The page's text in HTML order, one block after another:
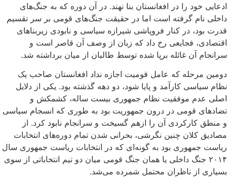
ادعایی خود را در افغانستان بنا نهند. در آن دوره که به جنگ‌‌های
داخلی نام گرفته است اما در حقیقت جنگ‌های قومی بر سر تقسیم
قدرت بود، در کنار فروپاشی شیرازه‌ سیاسی و نابودی زیربناهای
اقتصادی، فجایعی رخ داد که زبان از وصف آن قاصر است و
سرانجام آن غائله برپا شده توسط طالبان از میان برداشته شد.
دومین مرحله که عامل قومیت اجازه نداد افغانستان صاحب یک
نظام سیاسی کارآمد و پایا شود، دو دهه گذشته بود. یکی از دلایل
اصلی عدم موفقیت نظام جمهوری بیست ساله، کشمکش‌ و
تضاد‌های قومی در درون جمهوریت بود به طوری که انسجام سیاسی
و منطق کارکردی آن را ازهم‌ گسیخت و سرانجام نابود کرد. از
مصادیق کلان چنین نگرشی، بحرانی‌ شدن تمام دوره‌های انتخابات
ریاست جمهوری بود به گونه‌ای که در انتخابات ریاست جمهوری سال
۲۰۱۴ جنگ داخلی یا همان جنگ قومی میان دو تیم انتخاباتی از سوی
بسیاری از ناظران محتمل شمرده می‌شد.